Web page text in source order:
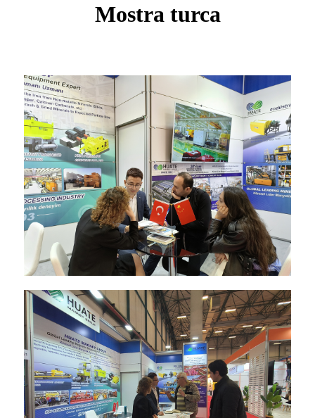
Mostra turca